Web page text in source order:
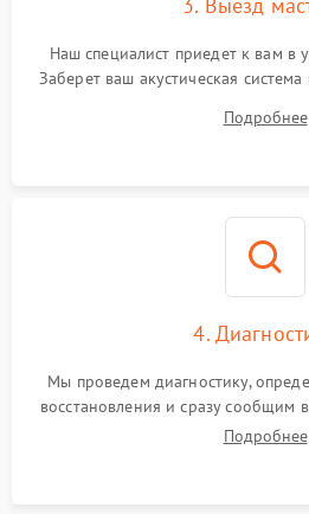
Наш специалист приедет к вам в
Заберет ваш акустическая
Подробнее
4.
Мы проведем диагностику,
восстановления и сразу сообщим
Подробнее